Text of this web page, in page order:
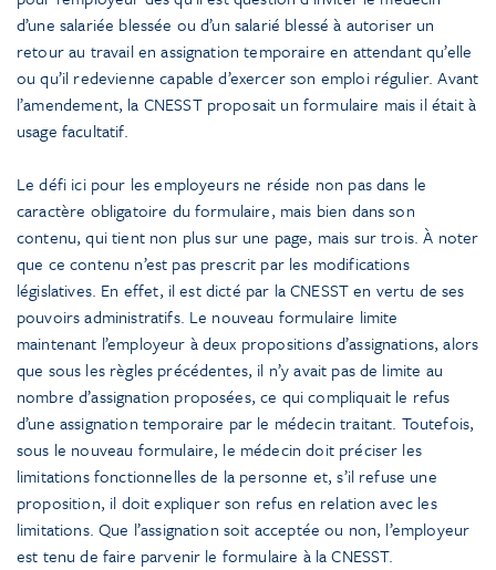
d’une salariée blessée ou d’un salarié blessé à autoriser un
retour au travail en assignation temporaire en attendant qu’elle
ou qu’il redevienne capable d’exercer son emploi régulier. Avant
l’amendement, la CNESST proposait un formulaire mais il était à
usage facultatif.
Le défi ici pour les employeurs ne réside non pas dans le
caractère obligatoire du formulaire, mais bien dans son
contenu, qui tient non plus sur une page, mais sur trois. À noter
que ce contenu n’est pas prescrit par les modifications
législatives. En effet, il est dicté par la CNESST en vertu de ses
pouvoirs administratifs. Le nouveau formulaire limite
maintenant l’employeur à deux propositions d’assignations, alors
que sous les règles précédentes, il n’y avait pas de limite au
nombre d’assignation proposées, ce qui compliquait le refus
d’une assignation temporaire par le médecin traitant. Toutefois,
sous le nouveau formulaire, le médecin doit préciser les
limitations fonctionnelles de la personne et, s’il refuse une
proposition, il doit expliquer son refus en relation avec les
limitations. Que l’assignation soit acceptée ou non, l’employeur
est tenu de faire parvenir le formulaire à la CNESST.